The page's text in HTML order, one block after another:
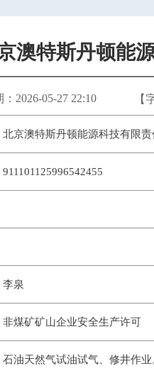
澳特斯丹顿能
2026-05-27 22:10 【
北京澳特斯丹顿能源科技有限责
911101125996542455
李泉
非煤矿矿山企业安全生产许可
石油天然气试油试气、修井作业